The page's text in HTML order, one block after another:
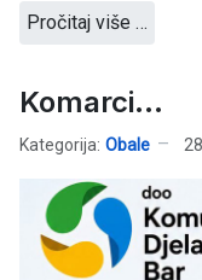
Pročitaj više …
Komarci...
Kategorija: Obale